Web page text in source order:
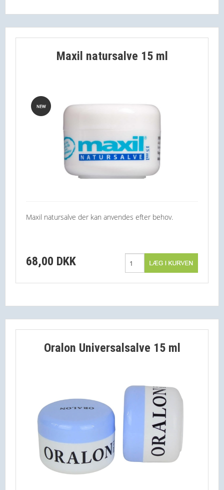
Maxil natursalve 15 ml
Maxil natursalve der kan anvendes efter behov.
68,00 DKK
Oralon Universalsalve 15 ml